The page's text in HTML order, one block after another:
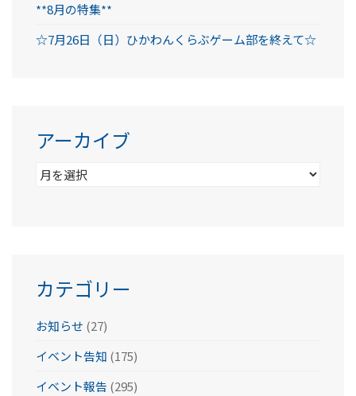
**8月の特集**
☆7月26日（日）ひかわんくらぶゲーム部を終えて☆
アーカイブ
ア
カテゴリー
お知らせ (27)
イベント告知 (175)
イベント報告 (295)